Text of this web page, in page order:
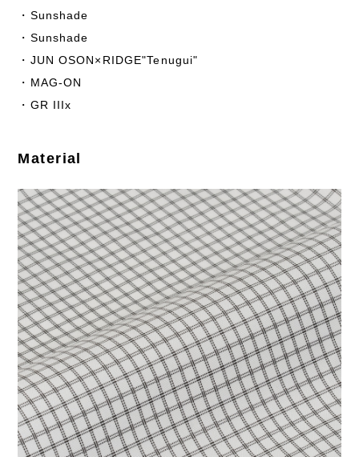
・Sunshade
・Sunshade
・JUN OSON×RIDGE"Tenugui"
・MAG-ON
・GR IIIx
Material